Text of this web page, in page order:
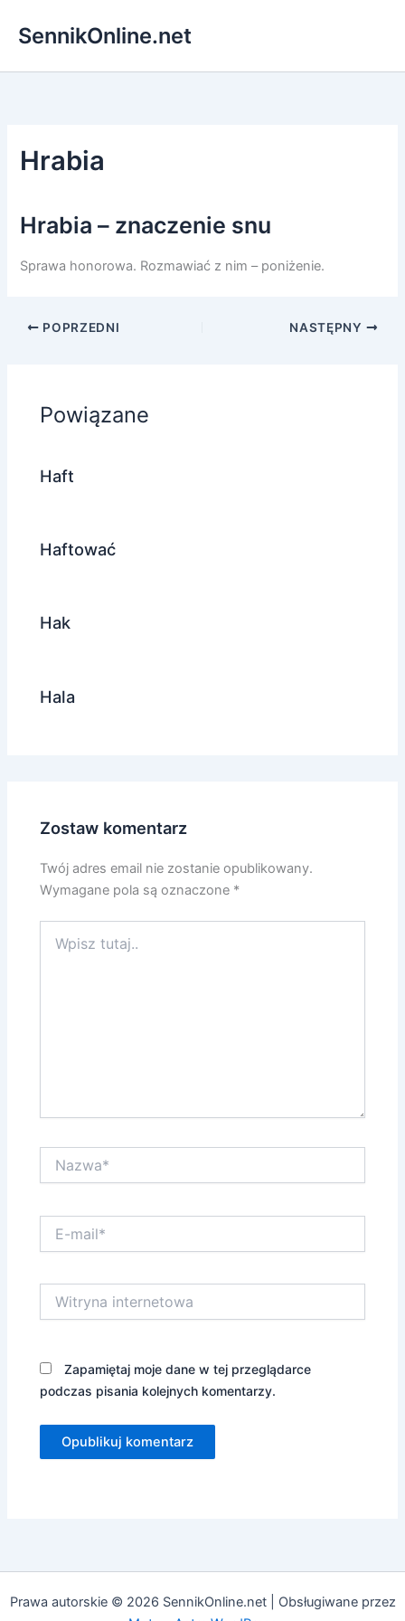
SennikOnline.net
Hrabia
Hrabia – znaczenie snu
Sprawa honorowa. Rozmawiać z nim – poniżenie.
POPRZEDNI NASTĘPNY
Powiązane
Haft
Haftować
Hak
Hala
Zostaw komentarz
Twój adres email nie zostanie opublikowany.
Wymagane pola są oznaczone *
tutaj..
mail*
internetowa
Zapamiętaj moje dane w tej przeglądarce
podczas pisania kolejnych komentarzy.
Prawa autorskie © 2026 SennikOnline.net | Obsługiwane przez